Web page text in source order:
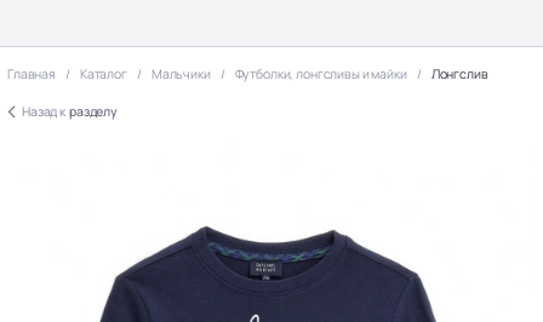
Главная Каталог Мальчики Футболки, лонгсливы и майки Лонгслив
Назад к разделу